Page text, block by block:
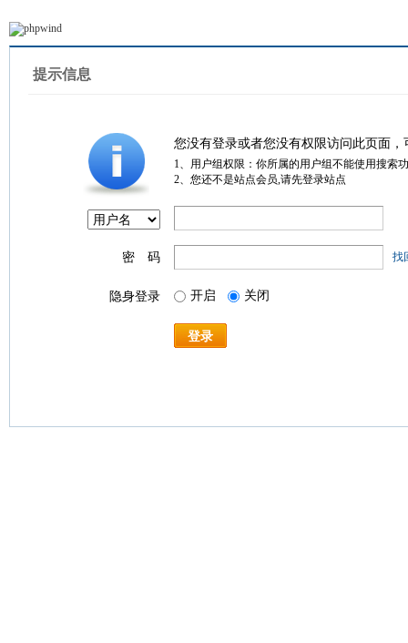
提示信息
您没有登录或者您没有权限访问此页面
1、用户组权限：你所属的用户组不能使用搜索
2、您还不是站点会员,请先登录站点
密 码 找
隐身登录 开启 关闭
登录